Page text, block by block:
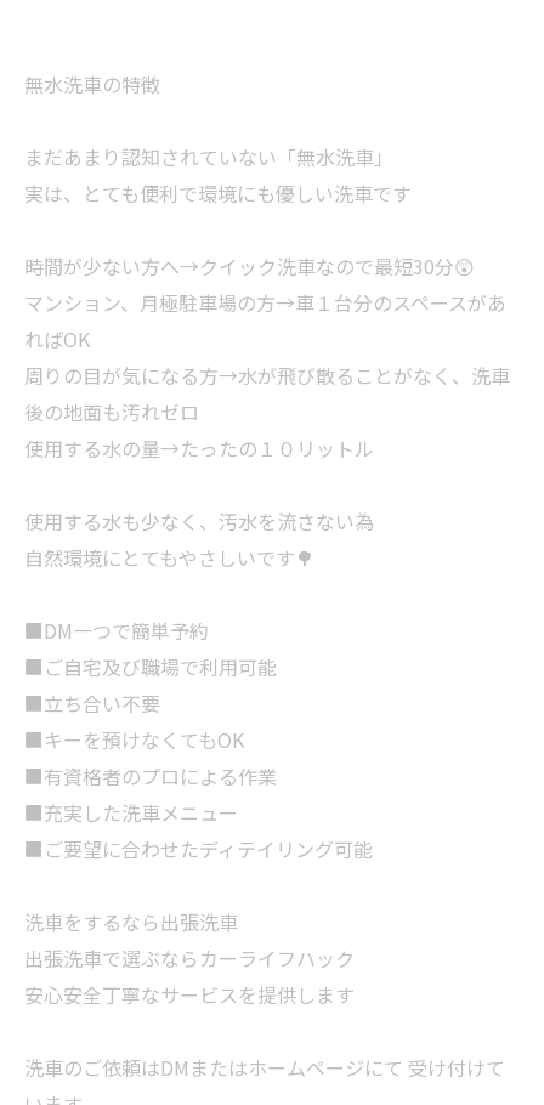
無水洗車の特徴
まだあまり認知されていない「無水洗車」
実は、とても便利で環境にも優しい洗車です
時間が少ない方へ→クイック洗車なので最短30分😲
マンション、月極駐車場の方→車１台分のスペースがあ
ればOK
周りの目が気になる方→水が飛び散ることがなく、洗車
後の地面も汚れゼロ
使用する水の量→たったの１０リットル
使用する水も少なく、汚水を流さない為
自然環境にとてもやさしいです🌳
■DM一つで簡単予約
■ご自宅及び職場で利用可能
■立ち合い不要
■キーを預けなくてもOK
■有資格者のプロによる作業
■充実した洗車メニュー
■ご要望に合わせたディテイリング可能
洗車をするなら出張洗車
出張洗車で選ぶならカーライフハック
安心安全丁寧なサービスを提供します
洗車のご依頼はDMまたはホームページにて 受け付けて